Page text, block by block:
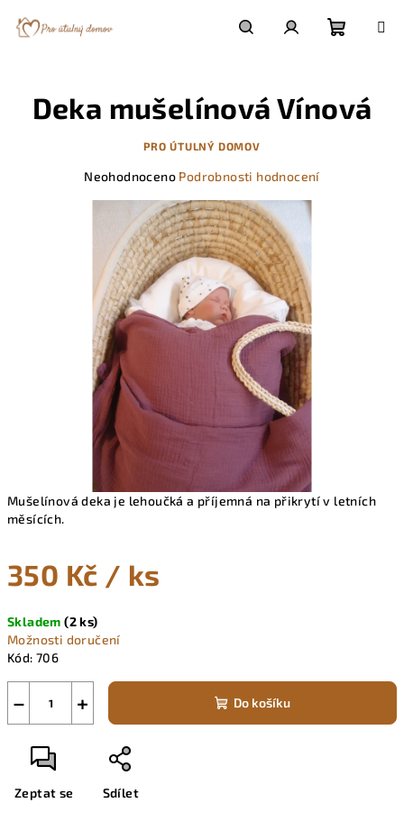
košík
Mušelínová deka je lehoučká a příjemná na přikrytí v letních
měsících.
350 Kč / ks
cena:
Skladem(2 ks)
Možnosti doručení
Kód: 706
+
− Do košíku
Zeptat se Sdílet
Deka mušelínová Vínová
PRO ÚTULNÝ DOMOV
Průměrné
hvězdiček.
Neohodnoceno Podrobnosti hodnocení